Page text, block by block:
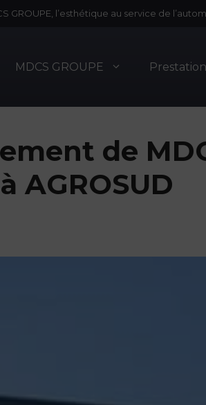
GROUPE, l’esthétique au service de
MDCS GROUPE
de
AGROSUD